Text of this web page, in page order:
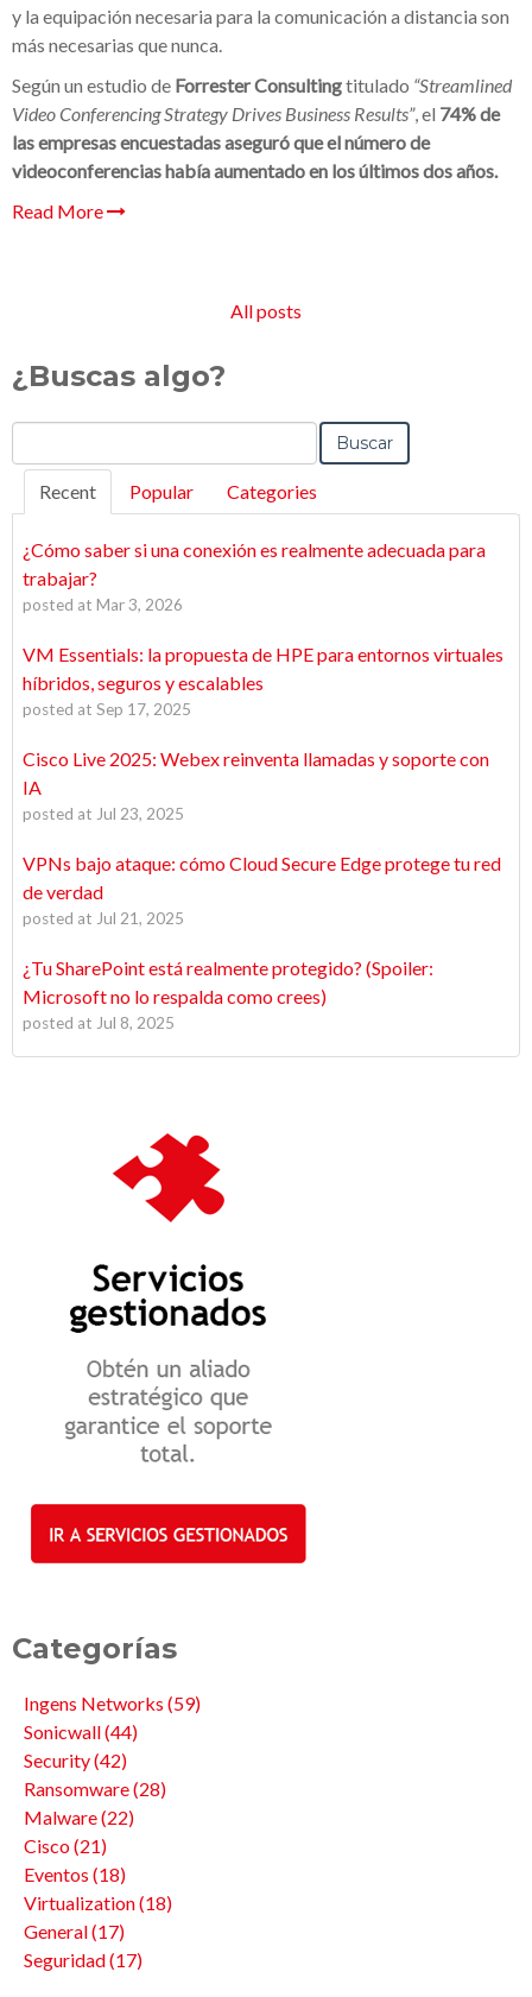
y la equipación necesaria para la comunicación a distancia son
más necesarias que nunca.
Según un estudio de Forrester Consultingtitulado “Streamlined
Video Conferencing Strategy Drives Business Results”, el 74% de
las empresas encuestadas aseguró que el número de
videoconferencias había aumentado en los últimos dos años.
Read More
All posts
¿Buscas algo?
Buscar
Recent Popular Categories
¿Cómo saber si una conexión es realmente adecuada para
trabajar?
posted at Mar 3, 2026
VM Essentials: la propuesta de HPE para entornos virtuales
híbridos, seguros y escalables
posted at Sep 17, 2025
Cisco Live 2025: Webex reinventa llamadas y soporte con
IA
posted at Jul 23, 2025
VPNs bajo ataque: cómo Cloud Secure Edge protege tu red
de verdad
posted at Jul 21, 2025
¿Tu SharePoint está realmente protegido? (Spoiler:
Microsoft no lo respalda como crees)
posted at Jul 8, 2025
Categorías
Ingens Networks (59)
Sonicwall(44)
Security(42)
Ransomware(28)
Malware(22)
Cisco(21)
Eventos (18)
Virtualization(18)
General(17)
Seguridad(17)